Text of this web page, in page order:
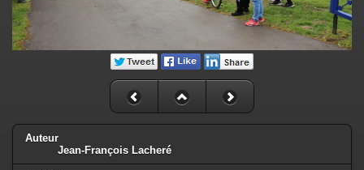
Auteur
Jean-François Lacheré